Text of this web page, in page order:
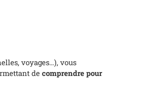
voyages…), vous
de comprendre pour